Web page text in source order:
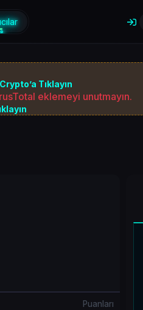
Tıklayın
eklemeyi unutmayın.
Puanları